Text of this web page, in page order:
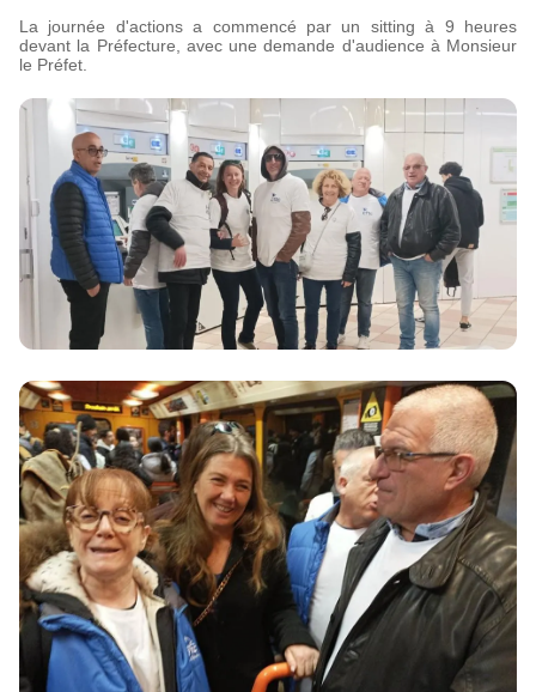
La journée d'actions a commencé par un sitting à 9 heures
devant la Préfecture, avec une demande d'audience à Monsieur
le Préfet.